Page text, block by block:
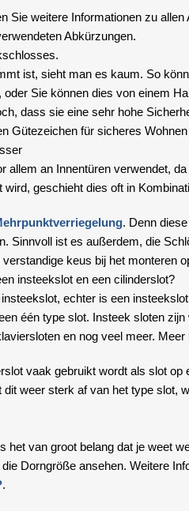
Sie weitere Informationen zu
Abkürzungen.
ist, sieht man es kaum. So
Sie können dies von einem
dass sie eine sehr hohe
Gütezeichen für sicheres
allem an Innentüren verwendet,
geschieht dies oft in
. Denn
Sinnvoll ist es außerdem, die
keus bij het monteren
insteekslot en een cilinderslot?
echter is een
één type slot. Insteek sloten
en nog veel meer.
vaak gebruikt wordt als slot
weer sterk af van het type slot,
het van groot belang dat je weet
Dorngröße ansehen. Weitere
.